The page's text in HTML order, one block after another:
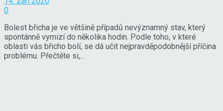
0
Bolest břicha je ve většině případů nevýznamný stav, který
spontánně vymizí do několika hodin. Podle toho, v které
oblasti vás břicho bolí, se dá učit nejpravděpodobnější příčina
problému. Přečtěte si,...